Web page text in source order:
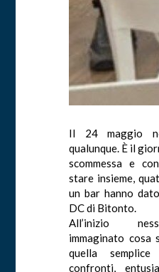
Il 24 maggio
qualunque. È il
scommessa e
stare insieme,
un bar hanno
DC di Bitonto.
All’inizio
immaginato cosa
quella
confronti,